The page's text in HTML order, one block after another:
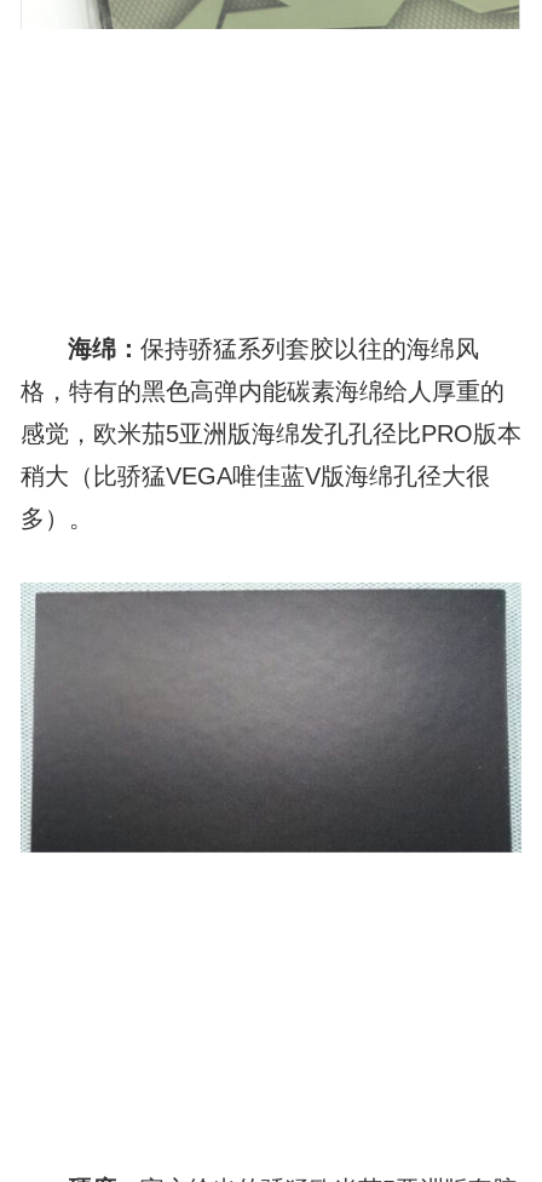
海绵：保持骄猛系列套胶以往的海绵风
格，特有的黑色高弹内能碳素海绵给人厚重的
感觉，欧米茄5亚洲版海绵发孔孔径比PRO版本
稍大（比骄猛VEGA唯佳蓝V版海绵孔径大很
多）。